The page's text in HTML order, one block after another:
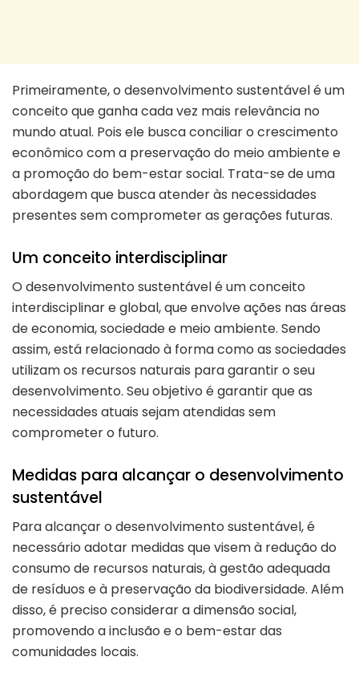
Primeiramente, o desenvolvimento sustentável é um
conceito que ganha cada vez mais relevância no
mundo atual. Pois ele busca conciliar o crescimento
econômico com a preservação do meio ambiente e
a promoção do bem-estar social. Trata-se de uma
abordagem que busca atender às necessidades
presentes sem comprometer as gerações futuras.
Um conceito interdisciplinar
O desenvolvimento sustentável é um conceito
interdisciplinar e global, que envolve ações nas áreas
de economia, sociedade e meio ambiente. Sendo
assim, está relacionado à forma como as sociedades
utilizam os recursos naturais para garantir o seu
desenvolvimento. Seu objetivo é garantir que as
necessidades atuais sejam atendidas sem
comprometer o futuro.
Medidas para alcançar o desenvolvimento
sustentável
Para alcançar o desenvolvimento sustentável, é
necessário adotar medidas que visem à redução do
consumo de recursos naturais, à gestão adequada
de resíduos e à preservação da biodiversidade. Além
disso, é preciso considerar a dimensão social,
promovendo a inclusão e o bem-estar das
comunidades locais.